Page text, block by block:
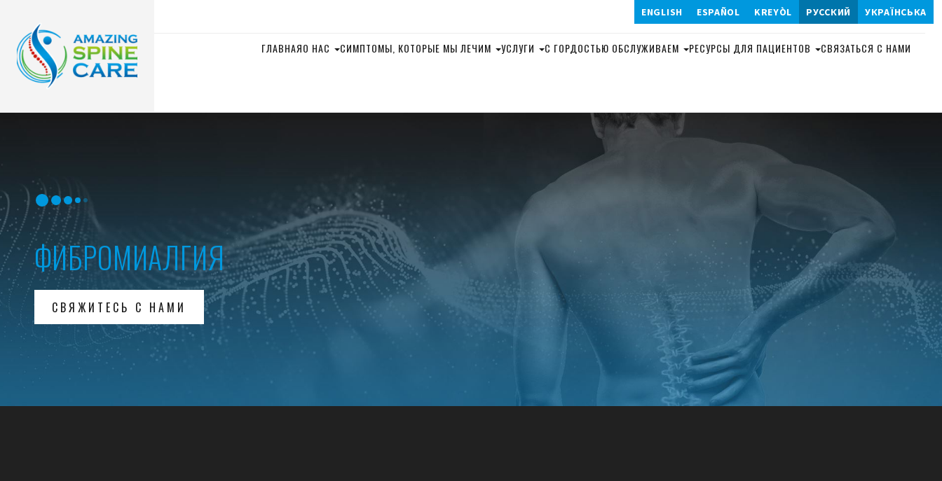
ENGLISH ESPAÑOL KREYÒL РУССКИЙ УКРАЇНСЬКА
904-320-0808
ГЛАВНАЯО НАС СИМПТОМЫ, КОТОРЫЕ МЫ ЛЕЧИМ УСЛУГИ
ДИВЕРСИФИЦИРОВАННАЯ
ЭЛЕКТРОМИОСТИМУЛЯЦИЯ
ТЕХНИКА ФЛЕКСИЯ-
СПИНАЛЬНАЯ МАНУАЛЬНАЯ
КОРРЕКЦИЯ
ДЕКОМПРЕССИЯ
ПОЗВОНОЧНИКА
ЛЕЧЕНИЕ ЗАЩЕМЛЁННОГО
С ГОРДОСТЬЮ ОБСЛУЖИВАЕМ РЕСУРСЫ ДЛЯ ПАЦИЕНТОВ СВЯЗАТЬСЯ С НАМИ
ФИБРОМИАЛГИЯ
СВЯЖИТЕСЬ С НАМИ